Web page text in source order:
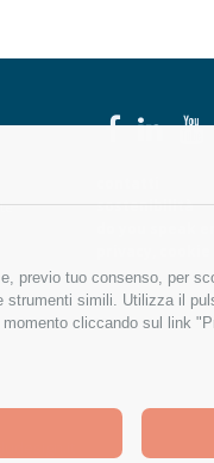
previo tuo consenso, per
simili. Utilizza il
cliccando sul link
sostenibilità